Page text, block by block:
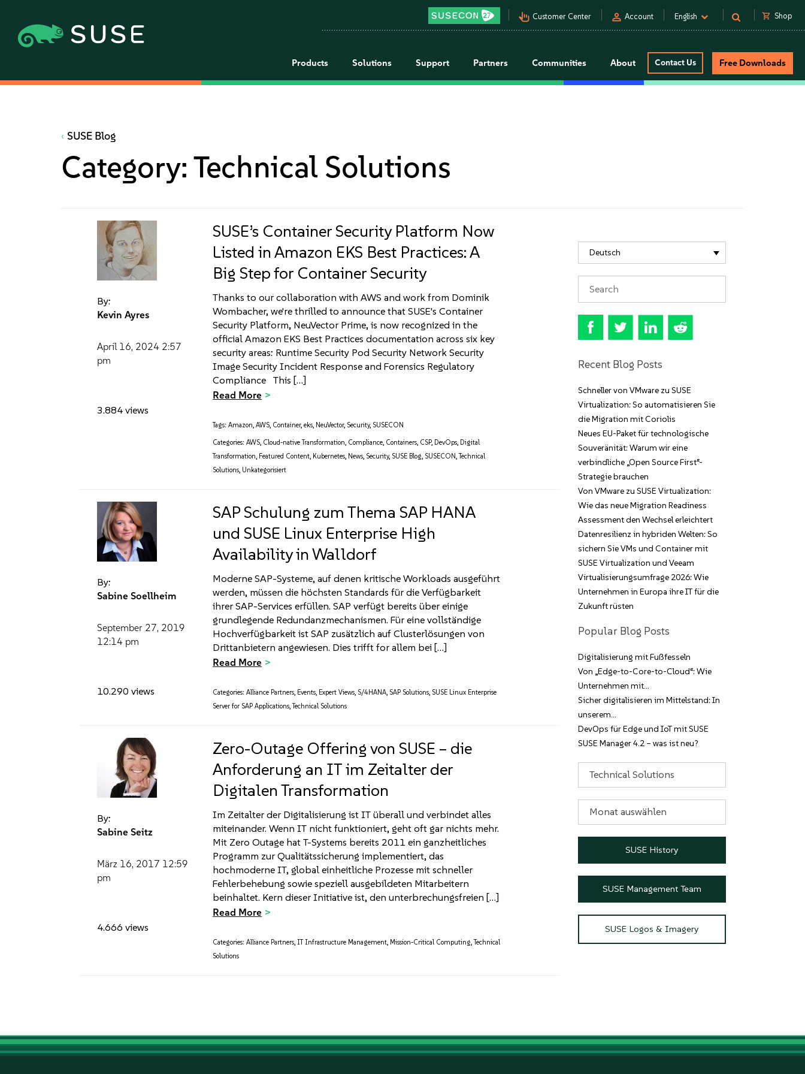
pan_tool_alt Customer Center person Account English shopping_cart Shop
Products Solutions Support Partners Communities About Contact Us Free Downloads
SUSE Blog
Category:Technical Solutions
By:
Kevin Ayres
April 16, 2024 2:57
pm
3.884 views
SUSE’s Container Security Platform Now
Listed in Amazon EKS Best Practices: A
Big Step for Container Security
Thanks to our collaboration with AWS and work from Dominik
Wombacher, we're thrilled to announce that SUSE's Container
Security Platform, NeuVector Prime, is now recognized in the
official Amazon EKS Best Practices documentation across six key
security areas: Runtime Security Pod Security Network Security
Image Security Incident Response and Forensics Regulatory
Compliance This […]
Read More
Tags: Amazon,AWS, Container,eks, NeuVector, Security, SUSECON
Categories: AWS, Cloud-native Transformation, Compliance, Containers, CSP, DevOps, Digital
Transformation, Featured Content, Kubernetes, News, Security, SUSE Blog, SUSECON,Technical
Solutions, Unkategorisiert
By:
Sabine Soellheim
September 27, 2019
12:14 pm
10.290 views
SAP Schulung zum Thema SAP HANA
und SUSE Linux Enterprise High
Availability in Walldorf
Moderne SAP-Systeme, auf denen kritische Workloads ausgeführt
werden, müssen die höchsten Standards für die Verfügbarkeit
ihrer SAP-Services erfüllen. SAP verfügt bereits über einige
grundlegende Redundanzmechanismen. Für eine vollständige
Hochverfügbarkeit ist SAP zusätzlich auf Clusterlösungen von
Drittanbietern angewiesen. Dies trifft for allem bei […]
Read More
Categories: Alliance Partners, Events, Expert Views, S/4HANA, SAP Solutions, SUSE Linux Enterprise
Server for SAP Applications,Technical Solutions
By:
Sabine Seitz
März 16, 2017 12:59
pm
4.666 views
Zero-Outage Offering von SUSE – die
Anforderung an IT im Zeitalter der
Digitalen Transformation
Im Zeitalter der Digitalisierung ist IT überall und verbindet alles
miteinander. Wenn IT nicht funktioniert, geht oft gar nichts mehr.
Mit Zero Outage hat T-Systems bereits 2011 ein ganzheitliches
Programm zur Qualitätssicherung implementiert, das
hochmoderne IT, global einheitliche Prozesse mit schneller
Fehlerbehebung sowie speziell ausgebildeten Mitarbeitern
beinhaltet. Kern dieser Initiative ist, den unterbrechungsfreien […]
Read More
Categories: Alliance Partners,IT Infrastructure Management, Mission-Critical Computing,Technical
Solutions
Deutsch
Recent Blog Posts
Schneller von VMware zu SUSE
Virtualization: So automatisieren Sie
die Migration mit Coriolis
Neues EU-Paket für technologische
Souveränität: Warum wir eine
verbindliche „Open Source First“-
Strategie brauchen
Von VMware zu SUSE Virtualization:
Wie das neue Migration Readiness
Assessment den Wechsel erleichtert
Datenresilienz in hybriden Welten: So
sichern Sie VMs und Container mit
SUSE Virtualization und Veeam
Virtualisierungsumfrage 2026: Wie
Unternehmen in Europa ihre IT für die
Zukunft rüsten
Popular Blog Posts
Digitalisierung mit Fußfesseln
Von „Edge-to-Core-to-Cloud“: Wie
Unternehmen mit…
Sicher digitalisieren im Mittelstand: In
unserem…
DevOps für Edge und IoT mit SUSE
SUSE Manager 4.2 – was ist neu?
SUSE History
SUSE Management Team
SUSE Logos & Imagery